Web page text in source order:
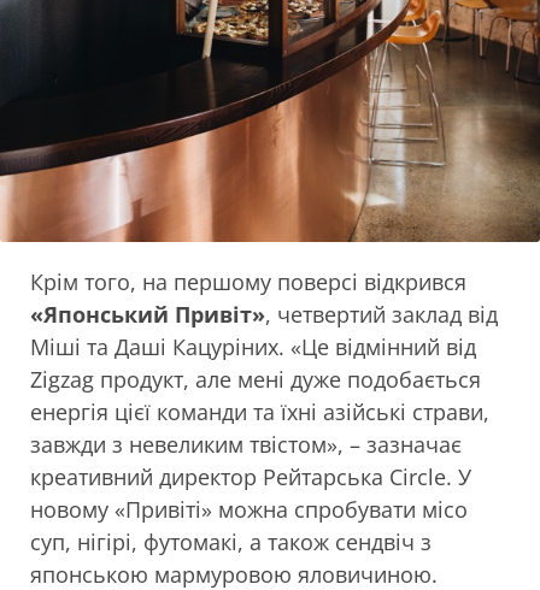
Крім того, на першому поверсі відкрився
«Японський Привіт», четвертий заклад від
Міші та Даші Кацуріних. «Це відмінний від
Zigzag продукт, але мені дуже подобається
енергія цієї команди та їхні азійські страви,
завжди з невеликим твістом», – зазначає
креативний директор Рейтарська Circle. У
новому «Привіті» можна спробувати місо
суп, нігірі, футомакі, а також сендвіч з
японською мармуровою яловичиною.